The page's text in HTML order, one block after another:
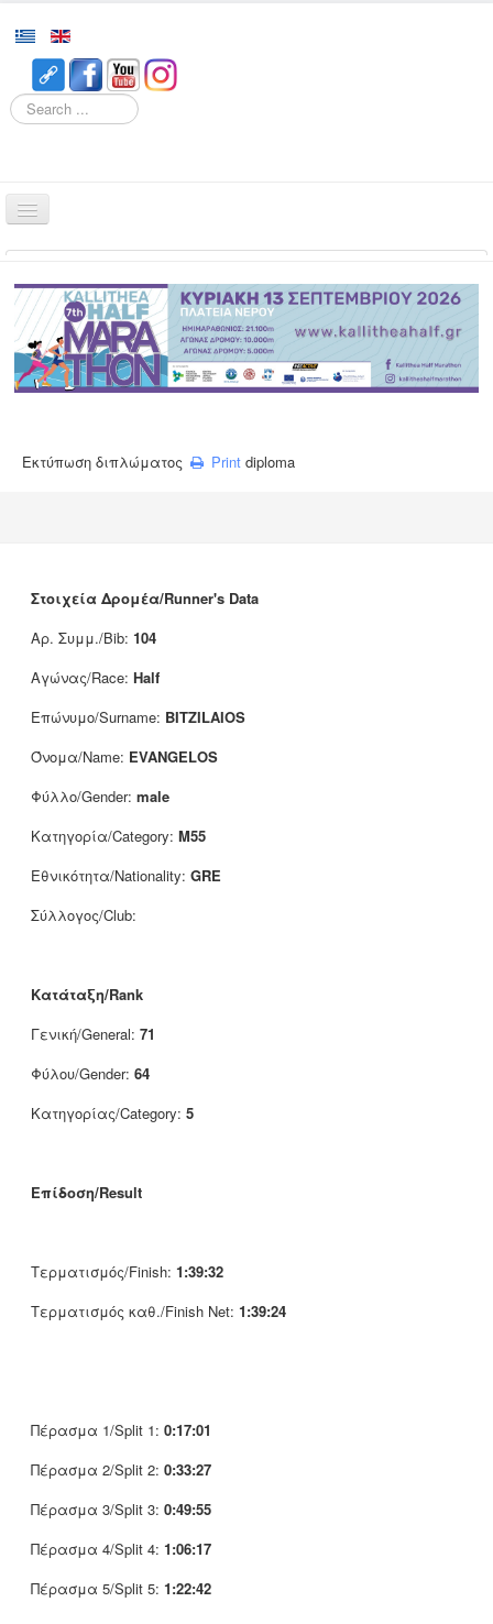
Search
Races
Event
Volunteering
Results
Εκτύπωση διπλώματος Print diploma
Στοιχεία Δρομέα/Runner's Data
Αρ. Συμμ./Bib: 104
Αγώνας/Race: Half
Επώνυμο/Surname: BITZILAIOS
Όνομα/Name: EVANGELOS
Φύλλο/Gender: male
Κατηγορία/Category: M55
Εθνικότητα/Nationality: GRE
Σύλλογος/Club:
Κατάταξη/Rank
Γενική/General: 71
Φύλου/Gender: 64
Κατηγορίας/Category: 5
Επίδοση/Result
Τερματισμός/Finish: 1:39:32
Τερματισμός καθ./Finish Net: 1:39:24
Πέρασμα 1/Split 1: 0:17:01
Πέρασμα 2/Split 2: 0:33:27
Πέρασμα 3/Split 3: 0:49:55
Πέρασμα 4/Split 4: 1:06:17
Πέρασμα 5/Split 5: 1:22:42